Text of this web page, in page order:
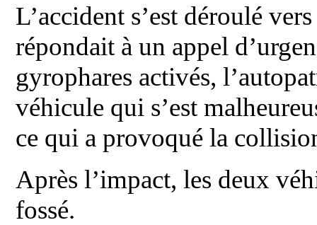
L’accident s’est déroulé
répondait à un appel
gyrophares activés,
véhicule qui s’est
ce qui a provoqué la
Après l’impact, les deux
fossé.